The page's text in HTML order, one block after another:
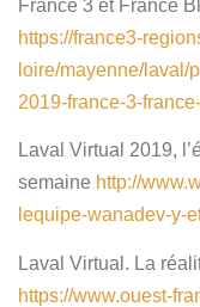
France 3 et France
https://france3-
loire/mayenne/laval/
2019-france-3-
Laval Virtual 2019,
semaine http://
lequipe-wanadev-y-
Laval Virtual. La
https://www.ouest-